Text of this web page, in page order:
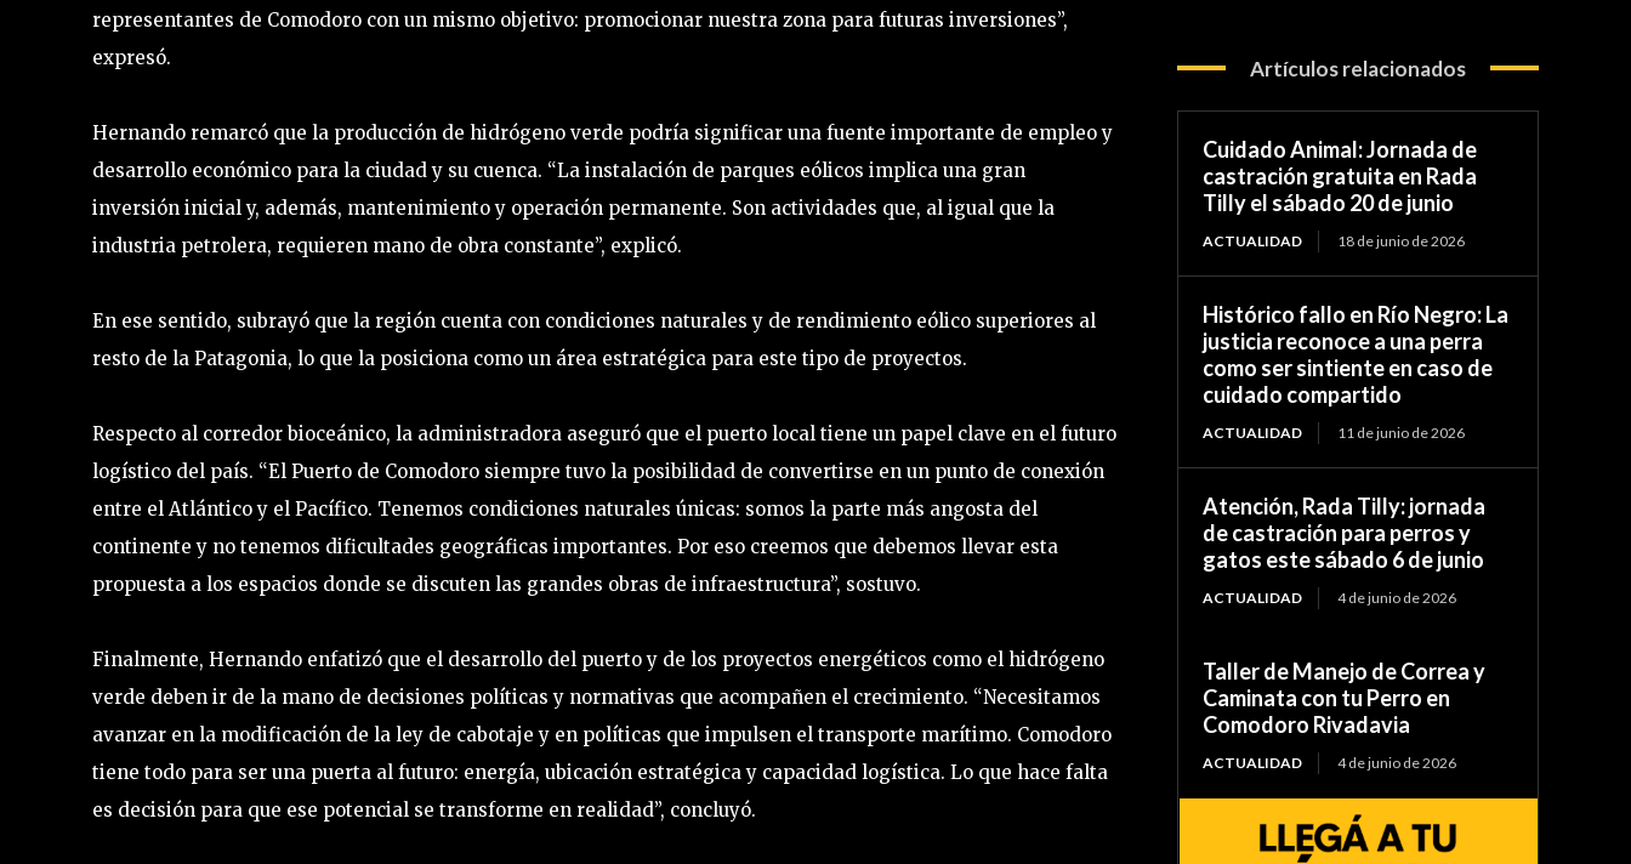
representantes de Comodoro con un mismo objetivo: promocionar nuestra zona para futuras inversiones”,
expresó.
Hernando remarcó que la producción de hidrógeno verde podría significar una fuente importante de empleo y
desarrollo económico para la ciudad y su cuenca. “La instalación de parques eólicos implica una gran
inversión inicial y, además, mantenimiento y operación permanente. Son actividades que, al igual que la
industria petrolera, requieren mano de obra constante”, explicó.
En ese sentido, subrayó que la región cuenta con condiciones naturales y de rendimiento eólico superiores al
resto de la Patagonia, lo que la posiciona como un área estratégica para este tipo de proyectos.
Respecto al corredor bioceánico, la administradora aseguró que el puerto local tiene un papel clave en el futuro
logístico del país. “El Puerto de Comodoro siempre tuvo la posibilidad de convertirse en un punto de conexión
entre el Atlántico y el Pacífico. Tenemos condiciones naturales únicas: somos la parte más angosta del
continente y no tenemos dificultades geográficas importantes. Por eso creemos que debemos llevar esta
propuesta a los espacios donde se discuten las grandes obras de infraestructura”, sostuvo.
Finalmente, Hernando enfatizó que el desarrollo del puerto y de los proyectos energéticos como el hidrógeno
verde deben ir de la mano de decisiones políticas y normativas que acompañen el crecimiento. “Necesitamos
avanzar en la modificación de la ley de cabotaje y en políticas que impulsen el transporte marítimo. Comodoro
tiene todo para ser una puerta al futuro: energía, ubicación estratégica y capacidad logística. Lo que hace falta
es decisión para que ese potencial se transforme en realidad”, concluyó.
Artículos relacionados
Cuidado Animal: Jornada de
castración gratuita en Rada
Tilly el sábado 20 de junio
ACTUALIDAD 18 de junio de 2026
Histórico fallo en Río Negro: La
justicia reconoce a una perra
como ser sintiente en caso de
cuidado compartido
ACTUALIDAD 11 de junio de 2026
Atención, Rada Tilly: jornada
de castración para perros y
gatos este sábado 6 de junio
ACTUALIDAD 4 de junio de 2026
Taller de Manejo de Correa y
Caminata con tu Perro en
Comodoro Rivadavia
ACTUALIDAD 4 de junio de 2026